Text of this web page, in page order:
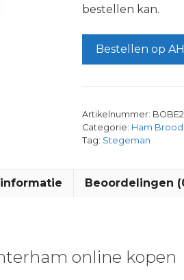
bestellen kan.
Bestellen op
Artikelnummer:
Categorie: Ham
Tag: Stegeman
Beoordelingen
online kopen